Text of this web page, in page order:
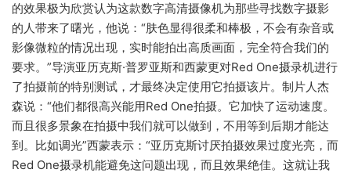
的效果极为欣赏认为这款数字高清摄像机为那些寻找数字摄影
的人带来了曙光，他说：“肤色显得很柔和棒极，不会有杂音或
影像微粒的情况出现，实时能拍出高质画面，完全符合我们的
要求。”导演亚历克斯·普罗亚斯和西蒙更对Red One摄录机进行
了拍摄前的特别测试，才最终决定使用它拍摄该片。制片人杰
森说：“他们都很高兴能用Red One拍摄。它加快了运动速度。
而且很多景象在拍摄中我们就可以做到，不用等到后期才能达
到。比如调光”西蒙表示：“亚历克斯讨厌拍摄效果过度光亮，而
Red One摄录机能避免这问题出现，而且效果绝佳。这就让我